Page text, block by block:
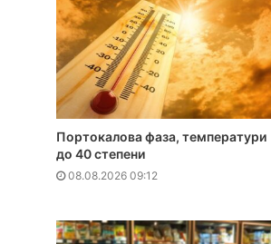
Портокалова фаза, температури
до 40 степени
08.08.2026 09:12